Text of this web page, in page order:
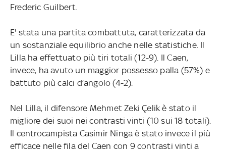
Frederic Guilbert.
E' stata una partita combattuta, caratterizzata da
un sostanziale equilibrio anche nelle statistiche. Il
Lilla ha effettuato più tiri totali (12-9). Il Caen,
invece, ha avuto un maggior possesso palla (57%) e
battuto più calci d’angolo (4-2).
Nel Lilla, il difensore Mehmet Zeki Çelik è stato il
migliore dei suoi nei contrasti vinti (10 sui 18 totali).
Il centrocampista Casimir Ninga è stato invece il più
efficace nelle fila del Caen con 9 contrasti vinti a